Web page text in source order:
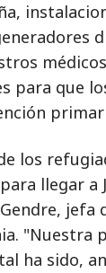
para que
los
llegar a
jefa
"Nuestra
ha sido,